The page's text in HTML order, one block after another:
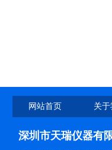
网站首页 关
深圳市天瑞仪器有